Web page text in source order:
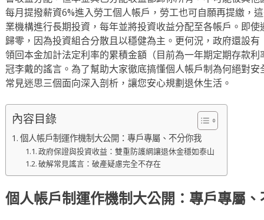
每月提撥薪資6%進入勞工個人帳戶，勞工也可自願再提繳，
業機構進行長期投資，每年並將投資收益分配至各帳戶。即
歸零，因為投資組合分散且以穩健為主。更何況，政府還設
領回本金加計法定利率的累積金額（目前為一年期定期存款
冠李戴的謠言。為了幫助大家徹底搞懂個人帳戶制為何絕對
常見迷思三個面向深入剖析，讓您安心規劃退休生活。
內容目錄
個人帳戶制運作機制大公開：專戶專屬、不分你我
政府保證與投資收益：雙重防護網讓退休金穩如泰山
破解常見謠言：破產疑慮完全不存在
個人帳戶制運作機制大公開：專戶專屬